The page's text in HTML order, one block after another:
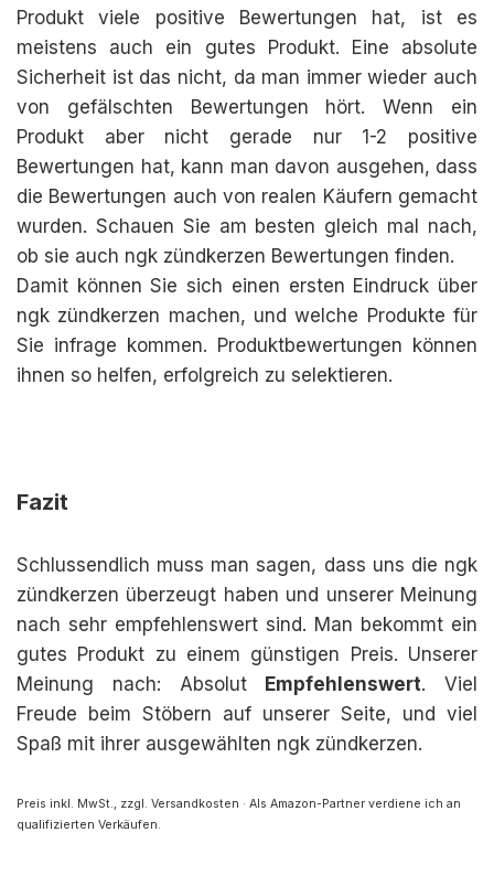
Produkt viele positive Bewertungen hat, ist es
meistens auch ein gutes Produkt. Eine absolute
Sicherheit ist das nicht, da man immer wieder auch
von gefälschten Bewertungen hört. Wenn ein
Produkt aber nicht gerade nur 1-2 positive
Bewertungen hat, kann man davon ausgehen, dass
die Bewertungen auch von realen Käufern gemacht
wurden. Schauen Sie am besten gleich mal nach,
ob sie auch ngk zündkerzen Bewertungen finden.
Damit können Sie sich einen ersten Eindruck über
ngk zündkerzen machen, und welche Produkte für
Sie infrage kommen. Produktbewertungen können
ihnen so helfen, erfolgreich zu selektieren.
Fazit
Schlussendlich muss man sagen, dass uns die ngk
zündkerzen überzeugt haben und unserer Meinung
nach sehr empfehlenswert sind. Man bekommt ein
gutes Produkt zu einem günstigen Preis. Unserer
Meinung nach: Absolut
Empfehlenswert. Viel
Freude beim Stöbern auf unserer Seite, und viel
Spaß mit ihrer ausgewählten ngk zündkerzen.
Preis inkl. MwSt., zzgl. Versandkosten · Als Amazon-Partner verdiene ich an
qualifizierten Verkäufen.